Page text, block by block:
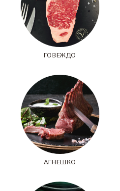
ГОВЕЖДО
АГНЕШКО